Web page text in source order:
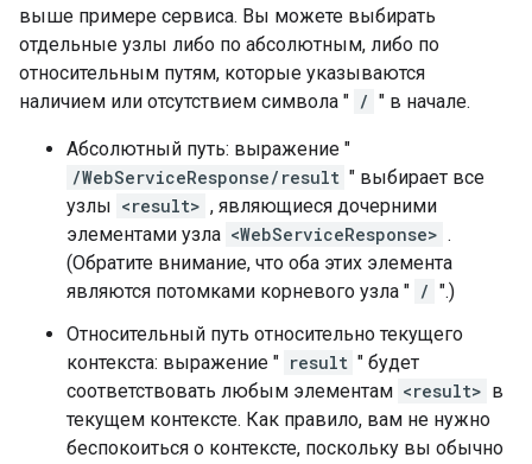
выше примере сервиса. Вы можете выбирать
отдельные узлы либо по абсолютным, либо по
относительным путям, которые указываются
наличием или отсутствием символа " / " в начале.
Абсолютный путь: выражение "
/WebServiceResponse/result " выбирает все
узлы <result> , являющиеся дочерними
элементами узла <WebServiceResponse> .
(Обратите внимание, что оба этих элемента
являются потомками корневого узла " / ".)
Относительный путь относительно текущего
контекста: выражение " result " будет
соответствовать любым элементам <result> в
текущем контексте. Как правило, вам не нужно
беспокоиться о контексте, поскольку вы обычно